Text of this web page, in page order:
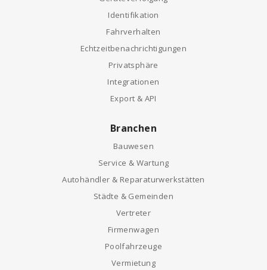
Identifikation
Fahrverhalten
Echtzeitbenachrichtigungen
Privatsphäre
Integrationen
Export & API
Branchen
Bauwesen
Service & Wartung
Autohändler & Reparaturwerkstätten
Städte & Gemeinden
Vertreter
Firmenwagen
Poolfahrzeuge
Vermietung